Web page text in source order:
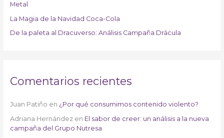
Metal
La Magia de la Navidad Coca-Cola
De la paleta al Dracuverso: Análisis Campaña Drácula
Comentarios recientes
Juan Patiño en ¿Por qué consumimos contenido violento?
Adriana Hernándezen El sabor de creer: un análisis a la nueva
campaña del Grupo Nutresa